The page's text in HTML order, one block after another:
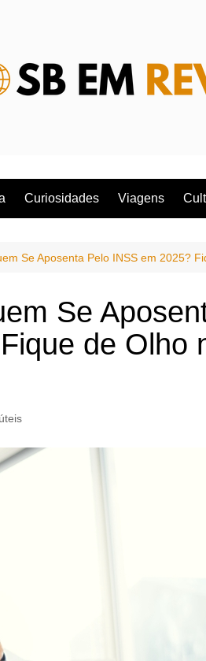
Curiosidades Viagens
Se Aposenta Pelo INSS em 2025?
Se
de Olho